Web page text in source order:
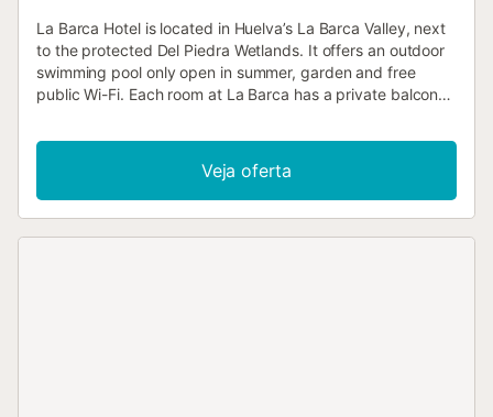
La Barca Hotel is located in Huelva’s La Barca Valley, next
to the protected Del Piedra Wetlands. It offers an outdoor
swimming pool only open in summer, garden and free
public Wi-Fi. Each room at La Barca has a private balcony
Veja oferta